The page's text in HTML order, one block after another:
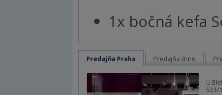
1x bočná kefa
Predajňa Praha Predajňa Brno
U
523/